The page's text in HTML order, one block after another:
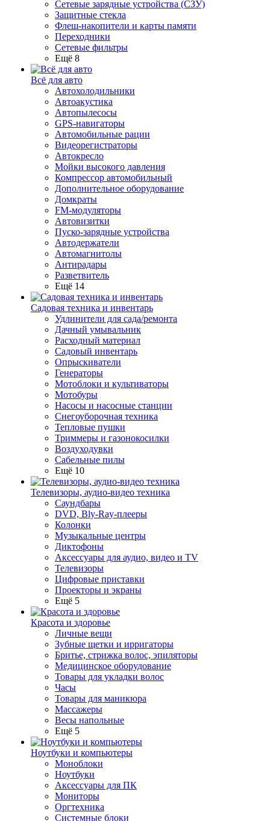
Сетевые зарядные устройства (СЗУ)
Защитные стекла
Флеш-накопители и карты памяти
Переходники
Сетевые фильтры
Ещё 8
Всё для авто
Автохолодильники
Автоакустика
Автопылесосы
GPS-навигаторы
Автомобильные рации
Видеорегистраторы
Автокресло
Мойки высокого давления
Компрессор автомобильный
Дополнительное оборудование
Домкраты
FM-модуляторы
Автовизитки
Пуско-зарядные устройства
Автодержатели
Автомагнитолы
Антирадары
Разветвитель
Ещё 14
Садовая техника и инвентарь
Удлинители для сада/ремонта
Дачный умывальник
Расходный материал
Садовый инвентарь
Опрыскиватели
Генераторы
Мотоблоки и культиваторы
Мотобуры
Насосы и насосные станции
Снегоуборочная техника
Тепловые пушки
Триммеры и газонокосилки
Воздуходувки
Сабельные пилы
Ещё 10
Телевизоры, аудио-видео техника
Саундбары
DVD, Bly-Ray-плееры
Колонки
Музыкальные центры
Диктофоны
Аксессуары для аудио, видео и TV
Телевизоры
Цифровые приставки
Проекторы и экраны
Ещё 5
Красота и здоровье
Личные вещи
Зубные щетки и ирригаторы
Бритье, стрижка волос, эпиляторы
Медицинское оборудование
Товары для укладки волос
Часы
Товары для маникюра
Массажеры
Весы напольные
Ещё 5
Ноутбуки и компьютеры
Моноблоки
Ноутбуки
Аксессуары для ПК
Мониторы
Оргтехника
Системные блоки